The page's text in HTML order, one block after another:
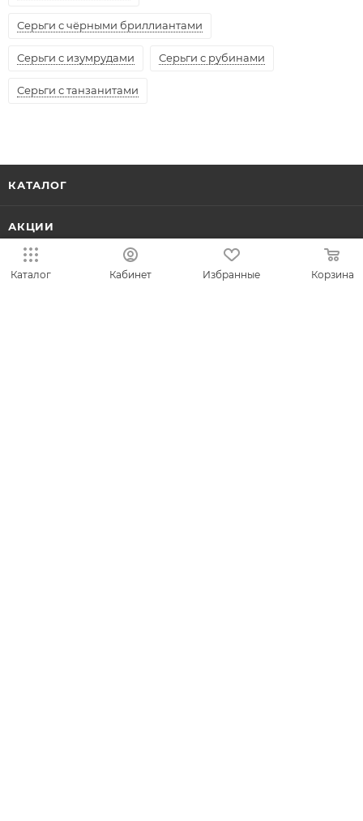
Серьги с чёрными бриллиантами
Серьги с изумрудами Серьги с рубинами
Серьги с танзанитами
КАТАЛОГ
АКЦИИ
Каталог Кабинет Избранные Корзина